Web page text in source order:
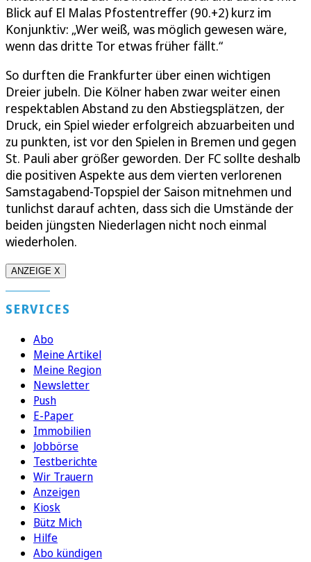
Blick auf El Malas Pfostentreffer (90.+2) kurz im
Konjunktiv: „Wer weiß, was möglich gewesen wäre,
wenn das dritte Tor etwas früher fällt.“
So durften die Frankfurter über einen wichtigen
Dreier jubeln. Die Kölner haben zwar weiter einen
respektablen Abstand zu den Abstiegsplätzen, der
Druck, ein Spiel wieder erfolgreich abzuarbeiten und
zu punkten, ist vor den Spielen in Bremen und gegen
St. Pauli aber größer geworden. Der FC sollte deshalb
die positiven Aspekte aus dem vierten verlorenen
Samstagabend-Topspiel der Saison mitnehmen und
tunlichst darauf achten, dass sich die Umstände der
beiden jüngsten Niederlagen nicht noch einmal
wiederholen.
ANZEIGE X
SERVICES
Abo
Meine Artikel
Meine Region
Newsletter
Push
E-Paper
Immobilien
Jobbörse
Testberichte
Wir Trauern
Anzeigen
Kiosk
Bütz Mich
Hilfe
Abo kündigen